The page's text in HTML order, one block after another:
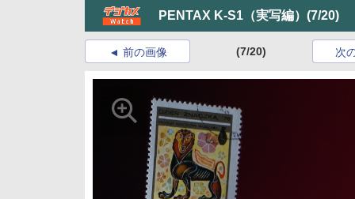
PENTAX K-S1（実写編） (7/20)
前の画像 (7/20) 次